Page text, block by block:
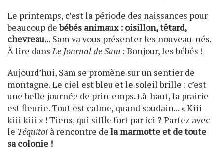
Le printemps, c’est la période des naissances pour
beaucoup debébés animaux : oisillon, têtard,
chevreau... Sam va vous présenter les nouveau-nés.
À lire dansLe Journal de Sam : Bonjour, les bébés !
Aujourd’hui, Sam se promène sur un sentier de
montagne. Le ciel est bleu et le soleil brille : c’est
une belle journée de printemps. Là-haut, la prairie
est fleurie. Tout est calme, quand soudain... « Kiii
kiii kiii » ! Tiens, qui siffle fort par ici ? Partez avec
le Téquitoi à rencontre de la marmotte et de toute
sa colonie !